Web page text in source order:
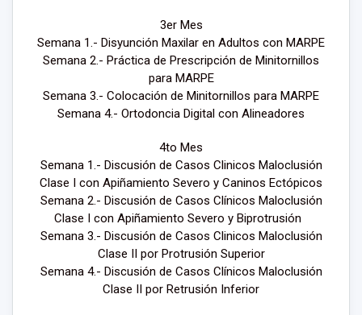
3er Mes
Semana 1.- Disyunción Maxilar en Adultos con MARPE
Semana 2.- Práctica de Prescripción de Minitornillos
para MARPE
Semana 3.- Colocación de Minitornillos para MARPE
Semana 4.- Ortodoncia Digital con Alineadores
4to Mes
Semana 1.- Discusión de Casos Clinicos Maloclusión
Clase I con Apiñamiento Severo y Caninos Ectópicos
Semana 2.- Discusión de Casos Clínicos Maloclusión
Clase I con Apiñamiento Severo y Biprotrusión
Semana 3.- Discusión de Casos Clinicos Maloclusión
Clase II por Protrusión Superior
Semana 4.- Discusión de Casos Clínicos Maloclusión
Clase II por Retrusión Inferior